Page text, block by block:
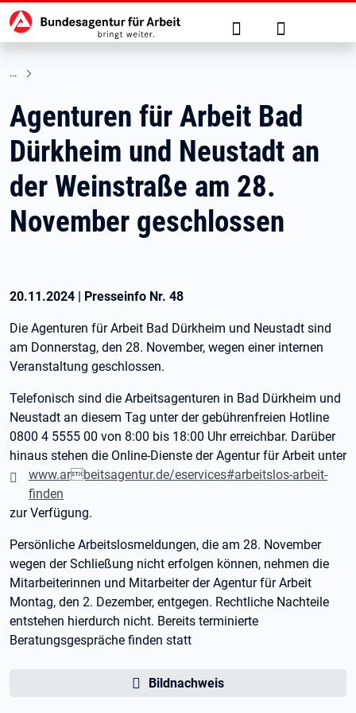
zu den Hauptinhalten springen
Hauptnavigation Suche Anmelden
Agenturen für Arbeit Bad
Dürkheim und Neustadt an
der Weinstraße am 28.
November geschlossen
20.11.2024 | Presseinfo Nr. 48
Die Agenturen für Arbeit Bad Dürkheim und Neustadt sind
am Donnerstag, den 28. November, wegen einer internen
Veranstaltung geschlossen.
Telefonisch sind die Arbeitsagenturen in Bad Dürkheim und
Neustadt an diesem Tag unter der gebührenfreien Hotline
0800 4 5555 00 von 8:00 bis 18:00 Uhr erreichbar. Darüber
hinaus stehen die Online-Dienste der Agentur für Arbeit unter
www.arbeitsagentur.de/eservices#arbeitslos-arbeit-
finden
zur Verfügung.
Persönliche Arbeitslosmeldungen, die am 28. November
wegen der Schließung nicht erfolgen können, nehmen die
Mitarbeiterinnen und Mitarbeiter der Agentur für Arbeit
Montag, den 2. Dezember, entgegen. Rechtliche Nachteile
entstehen hierdurch nicht. Bereits terminierte
Beratungsgespräche finden statt
Bildnachweis